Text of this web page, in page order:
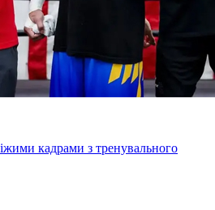
кадрами з тренувального